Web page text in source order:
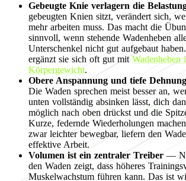
Gebeugte Knie verlagern die
gebeugten Knien sitzt, verändert sich,
mehr arbeiten muss. Das macht die
sinnvoll, wenn stehende Wadenheben
Unterschenkel nicht gut aufgebaut
ergänzt sie sich oft gut mit Wadenheben
Körpergewicht.
Obere Anspannung und tiefe
Die Waden sprechen meist besser an,
unten vollständig absinken lässt, dich
möglich nach oben drückst und die
Kurze, federnde Wiederholungen
zwar leichter bewegbar, liefern den
effektive Arbeit.
Volumen ist ein zentraler Treiber —
den Waden zeigt, dass höheres
Muskelwachstum führen kann. Das ist